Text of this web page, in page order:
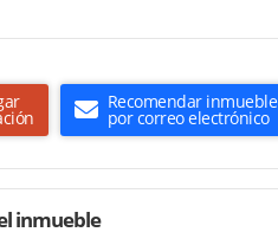
Recomendar inmueble
por correo electrónico
inmueble